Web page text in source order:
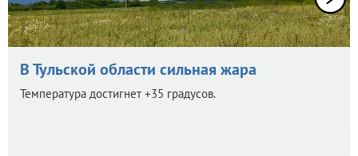
В Тульской области сильная жара
Температура достигнет +35 градусов.